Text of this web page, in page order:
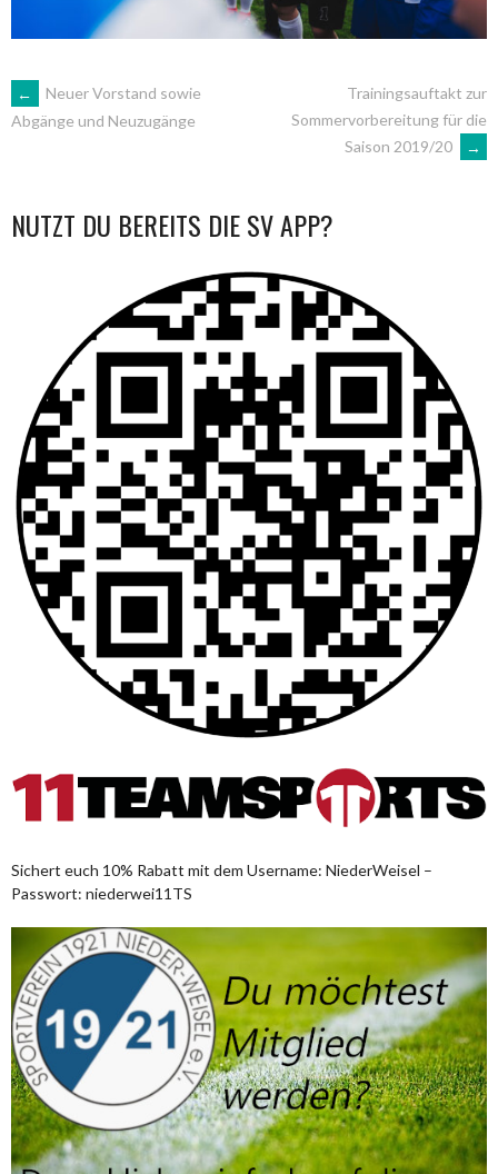
ARTIKEL-
←
Neuer Vorstand sowie
Abgänge und Neuzugänge
Trainingsauftakt zur
Sommervorbereitung für die
Saison 2019/20
→
NUTZT DU BEREITS DIE SV APP?
Sichert euch 10% Rabatt mit dem Username: NiederWeisel –
Passwort: niederwei11TS